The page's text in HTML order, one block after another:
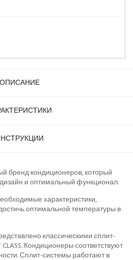
ОПИСАНИЕ
бренд кондиционеров, который
и оптимальный функционал.
характеристики,
оптимальной температуры в
классическими сплит-
Кондиционеры соответствуют
Сплит-системы работают в